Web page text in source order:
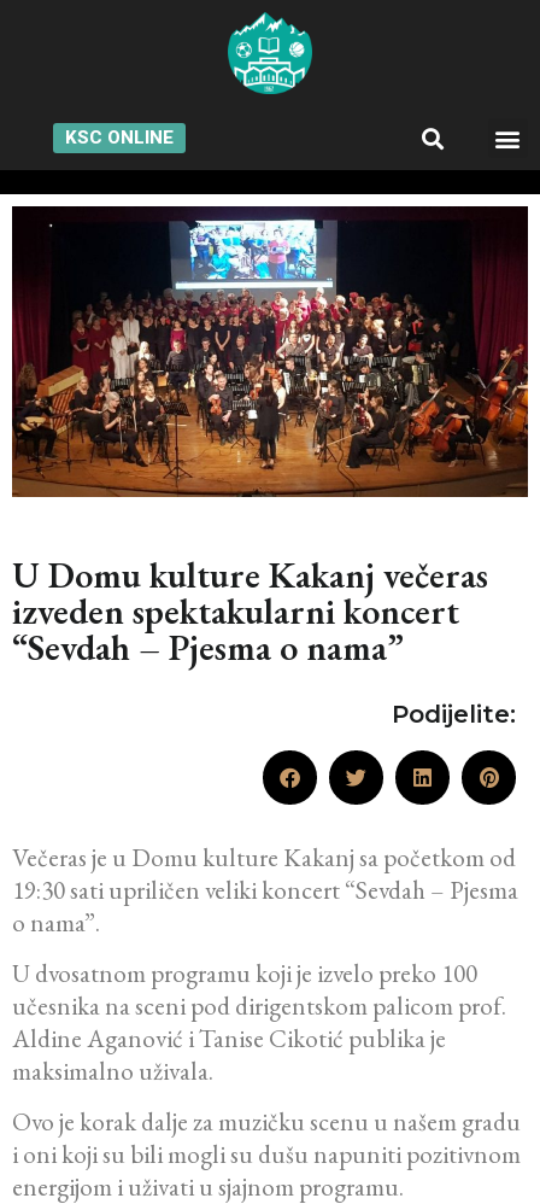
KSC ONLINE
U Domu kulture Kakanj večeras
izveden spektakularni koncert
“Sevdah – Pjesma o nama”
Podijelite:
Večeras je u Domu kulture Kakanj sa početkom od
19:30 sati upriličen veliki koncert “Sevdah – Pjesma
o nama”.
U dvosatnom programu koji je izvelo preko 100
učesnika na sceni pod dirigentskom palicom prof.
Aldine Aganović i Tanise Cikotić publika je
maksimalno uživala.
Ovo je korak dalje za muzičku scenu u našem gradu
i oni koji su bili mogli su dušu napuniti pozitivnom
energijom i uživati u sjajnom programu.